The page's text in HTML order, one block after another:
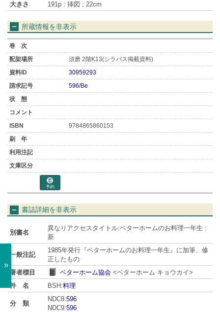
»
大きさ
191p : 挿図 ; 22cm
所蔵情報を非表示
須磨 2階K13(シラバス掲載資料)
30959293
596/Be
9784865860153
予約
書誌詳細を非表示
別書名
異なりアクセスタイトル:ベターホームのお料理一年生 :
新
一般注記
1985年発行『ベターホームのお料理一年生』に加筆、修
正したもの
著者標目
ベターホーム協会 <ベターホーム キョウカイ>
件 名
BSH:料理
分 類
NDC8:596
NDC9:596